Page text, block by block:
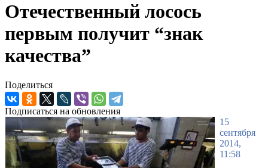
Отечественный лосось
первым получит “знак
качества”
Поделиться
Подписаться на обновления
15
сентября
2014,
11:58